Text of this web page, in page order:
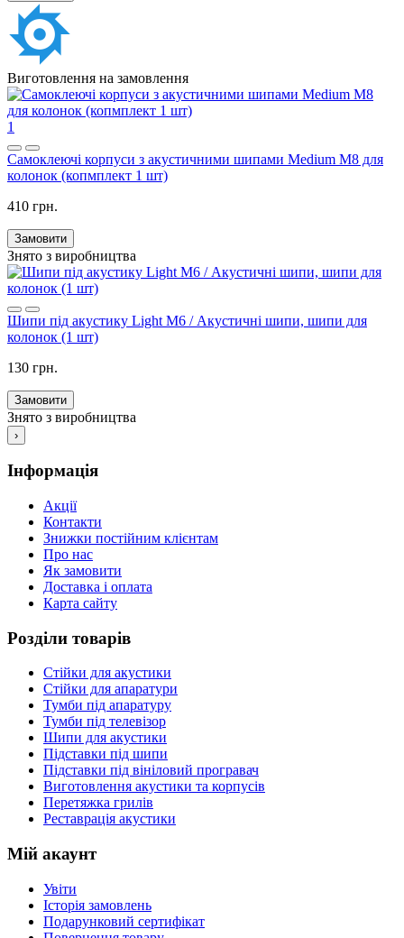
Виготовлення на замовлення
1
Самоклеючі корпуси з акустичними шипами Medium M8 для
колонок (копмплект 1 шт)
410 грн.
Замовити
Знято з виробництва
Шипи під акустику Light M6 / Акустичні шипи, шипи для
колонок (1 шт)
130 грн.
Замовити
Знято з виробництва
›
Інформація
Акції
Контакти
Знижки постійним клієнтам
Про нас
Як замовити
Доставка і оплата
Карта сайту
Розділи товарів
Стійки для акустики
Стійки для апаратури
Тумби під апаратуру
Тумби під телевізор
Шипи для акустики
Підставки під шипи
Підставки під вініловий програвач
Виготовлення акустики та корпусів
Перетяжка грилів
Реставрація акустики
Мій акаунт
Увіти
Історія замовлень
Подарунковий сертифікат